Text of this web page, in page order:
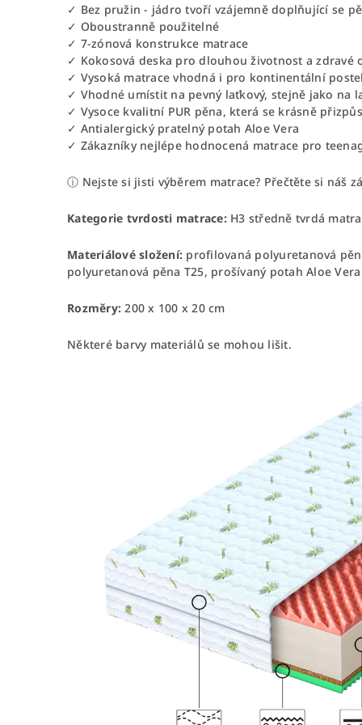
✓ Bez pružin - jádro tvoří vzájemně doplňující se
✓ Oboustranně použitelné
✓ 7-zónová konstrukce matrace
✓ Kokosová deska pro dlouhou životnost a zdravé
✓ Vysoká matrace vhodná i pro kontinentální
✓ Vhodné umístit na pevný laťkový, stejně jako na
✓ Vysoce kvalitní PUR pěna, která se krásně
✓ Antialergický pratelný potah Aloe Vera
✓ Zákazníky nejlépe hodnocená matrace pro
ⓘ Nejste si jisti výběrem matrace? Přečtěte si náš
Kategorie tvrdosti matrace: H3 středně tvrdá
Materiálové složení: profilovaná polyuretanová
polyuretanová pěna T25, prošívaný potah Aloe Vera
Rozměry:200 x 100 x 20 cm
Některé barvy materiálů se mohou lišit.